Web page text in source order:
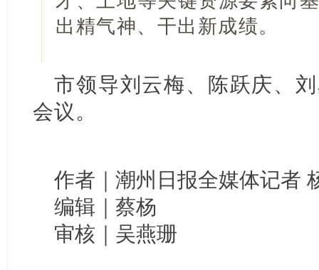
出精气神、干出新成绩。
市领导刘云梅、陈跃庆、
会议。
作者｜潮州日报全媒体记者
编辑｜蔡杨
审核｜吴燕珊